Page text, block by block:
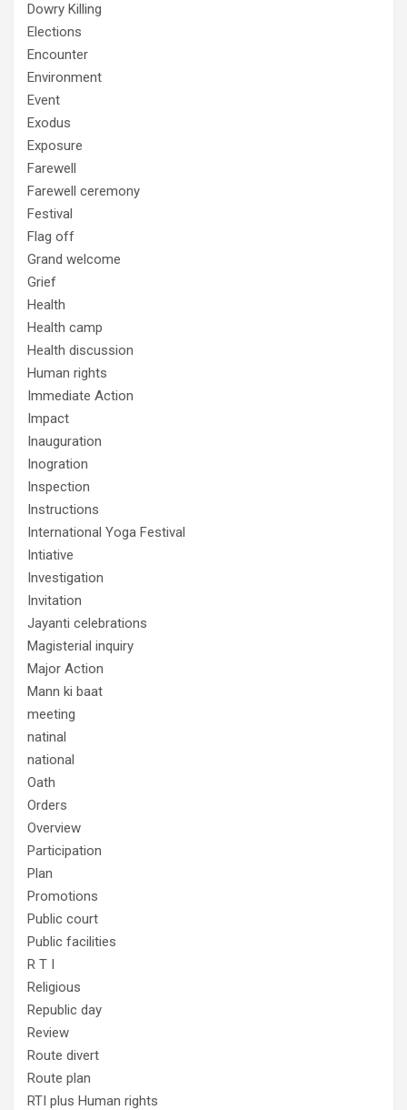
Dowry Killing
Elections
Encounter
Environment
Event
Exodus
Exposure
Farewell
Farewell ceremony
Festival
Flag off
Grand welcome
Grief
Health
Health camp
Health discussion
Human rights
Immediate Action
Impact
Inauguration
Inogration
Inspection
Instructions
International Yoga Festival
Intiative
Investigation
Invitation
Jayanti celebrations
Magisterial inquiry
Major Action
Mann ki baat
meeting
natinal
national
Oath
Orders
Overview
Participation
Plan
Promotions
Public court
Public facilities
R T I
Religious
Republic day
Review
Route divert
Route plan
RTI plus Human rights